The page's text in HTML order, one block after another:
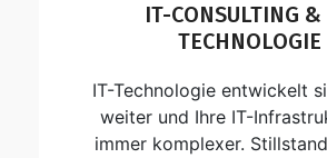
IT-CONSULTING
TECHNOLOGIE
IT-Technologie entwickelt
weiter und Ihre IT-
immer komplexer.